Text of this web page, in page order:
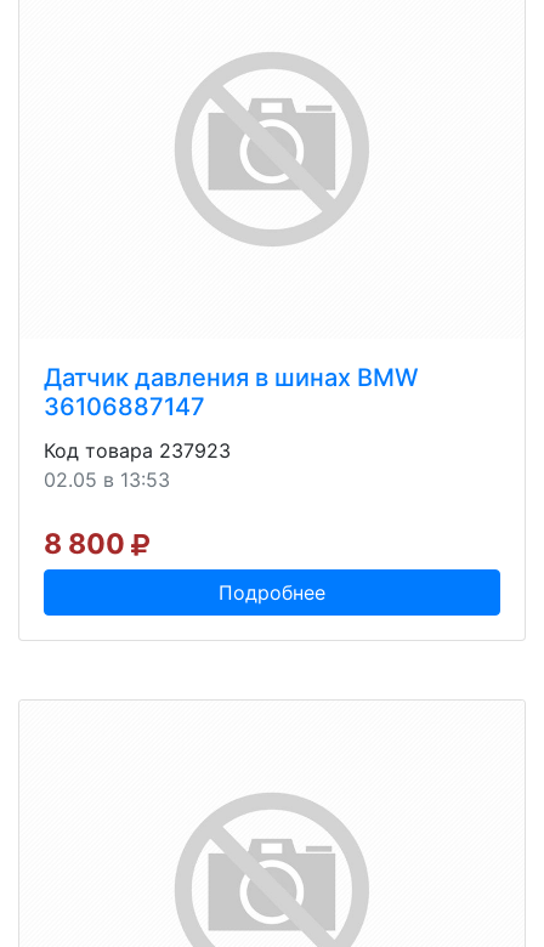
Датчик давления в шинах BMW
36106887147
Код товара 237923
02.05 в 13:53
8 800
Подробнее